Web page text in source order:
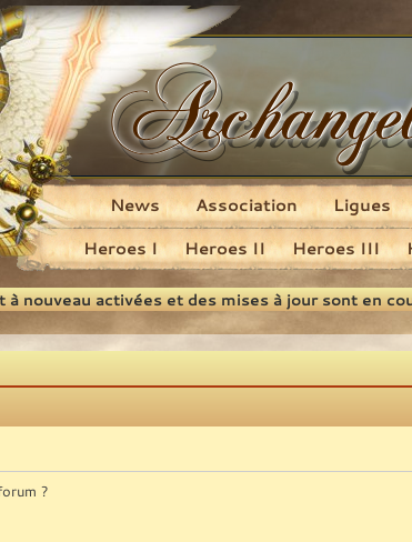
Heroes I Heroes II Heroes III
News Association Ligues
à nouveau activées et des mises à jour sont en
?